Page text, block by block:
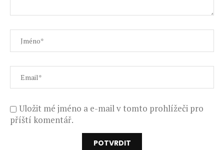
Uložit mé jméno a e-mail v tomto prohlížeči pro
příští komentář.